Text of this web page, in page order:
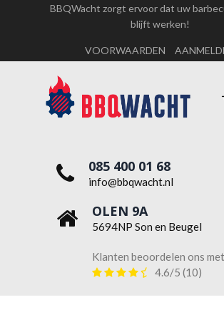
OVER ONS
WERKEN BIJ BBQWACHT
BBQWacht zorgt ervoor dat uw
blijft werken!
VOORWAARDEN
085 400 01 68
info@bbqwacht.nl
OLEN 9A
5694NP Son en Beugel
Klanten beoordelen ons
4.6/5 (10)